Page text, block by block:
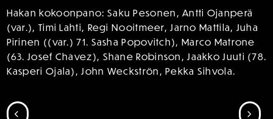
Hakan kokoonpano: Saku Pesonen, Antti Ojanperä
(var.), Timi Lahti, Regi Nooitmeer, Jarno Mattila, Juha
Pirinen ((var.) 71. Sasha Popovitch), Marco Matrone
(63. Josef Chavez), Shane Robinson, Jaakko Juuti (78.
Kasperi Ojala), John Weckströn, Pekka Sihvola.
SIIRRY EDELLISEEN